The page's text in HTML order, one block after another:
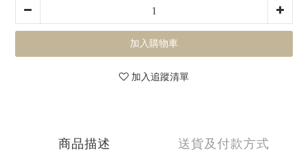
加入購物車
加入追蹤清單
商品描述 送貨及付款方式